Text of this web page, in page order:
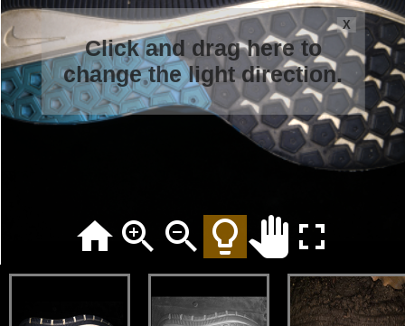
X
Click and drag here to
change the light direction.